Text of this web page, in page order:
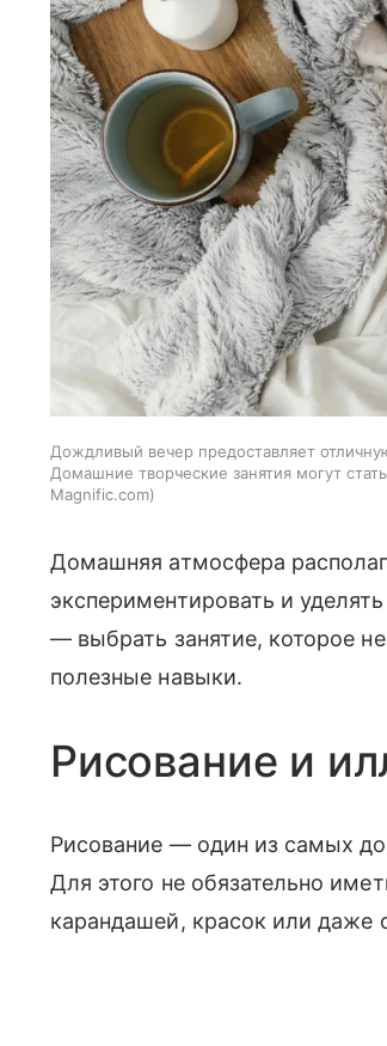
Дождливый вечер предоставляет
Домашние творческие занятия могут
Magnific.com
Домашняя атмосфера
экспериментировать и
— выбрать занятие, которое
полезные навыки.
Рисование и
Рисование — один из самых
Для этого не обязательно
карандашей, красок или даже